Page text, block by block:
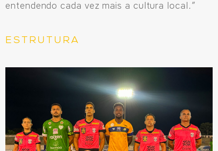
entendendo cada vez mais a cultura local.”
ESTRUTURA